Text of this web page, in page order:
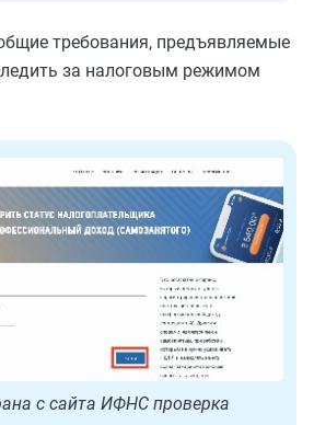
требования, предъявляемые
за налоговым режимом
с сайта ИФНС проверка